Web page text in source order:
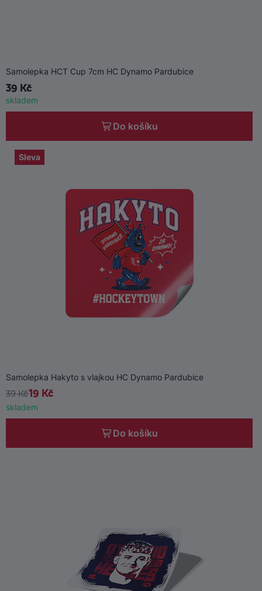
Do košíku
Samolepka HCT Cup 7cm HC Dynamo Pardubice
39 Kč
skladem
Sleva
Do košíku
Samolepka Hakyto s vlajkou HC Dynamo Pardubice
19 Kč
39 Kč
skladem